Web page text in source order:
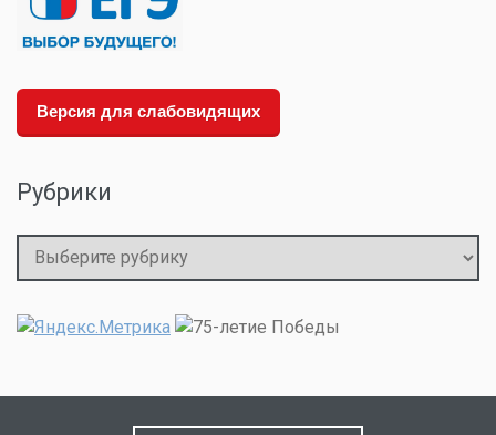
Версия для слабовидящих
Рубрики
Рубрики